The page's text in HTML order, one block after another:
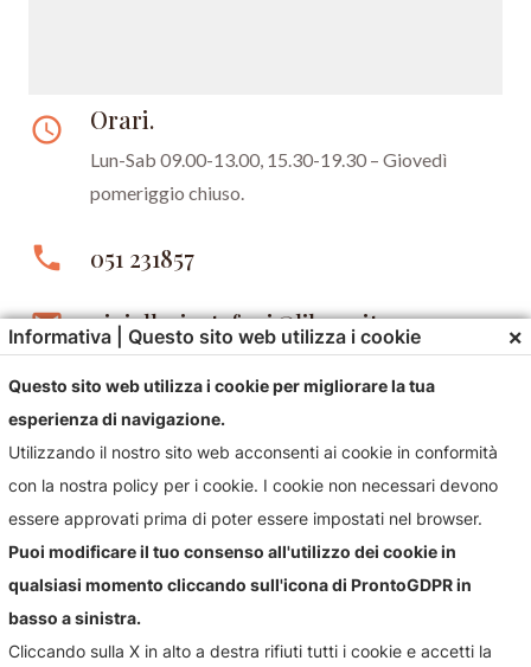
access_time Orari.
Lun-Sab 09.00-13.00, 15.30-19.30 –Giovedì
pomeriggio chiuso.
phone 051 231857
email gioielleriastefani@libero.it
Contattaci!
Contattaci per qualsiasi informazioni sul nostro negozio e i
suoi prodotti, sarà nostra premura risponderti più
Informativa | Questo sito web utilizza i cookie ×
Questo sito web utilizza i cookie per migliorare la tua
esperienza di navigazione.
Utilizzando il nostro sito web acconsenti ai cookie in conformità
con la nostra policy per i cookie. I cookie non necessari devono
essere approvati prima di poter essere impostati nel browser.
Puoi modificare il tuo consenso all'utilizzo dei cookie in
qualsiasi momento cliccando sull'icona di ProntoGDPR in
basso a sinistra.
Cliccando sulla X in alto a destra rifiuti tutti i cookie e accetti la